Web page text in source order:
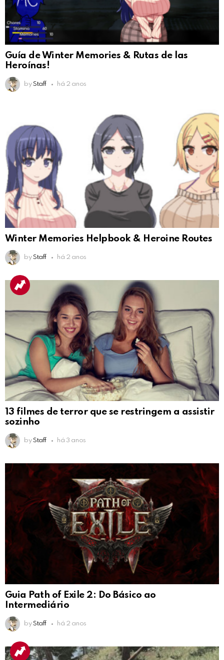
Guía de Winter Memories & Rutas de las
Heroínas!
by Staff há 2 anos
Winter Memories Helpbook & Heroine Routes
by Staff há 2 anos
13 filmes de terror que se restringem a assistir
sozinho
by Staff há 3 anos
Guia Path of Exile 2: Do Básico ao
Intermediário
by Staff há 2 anos